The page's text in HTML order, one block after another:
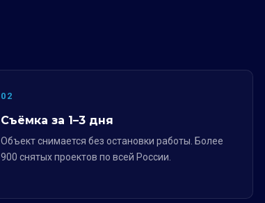
02
Съёмка за 1–3 дня
Объект снимается без остановки работы. Более
900 снятых проектов по всей России.